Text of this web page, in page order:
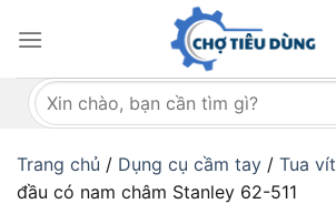
qua
dungTìm
kiếm:
Trang chủ / Dụng cụ cầm tay / Tua vít
đầu có nam châm Stanley 62-511